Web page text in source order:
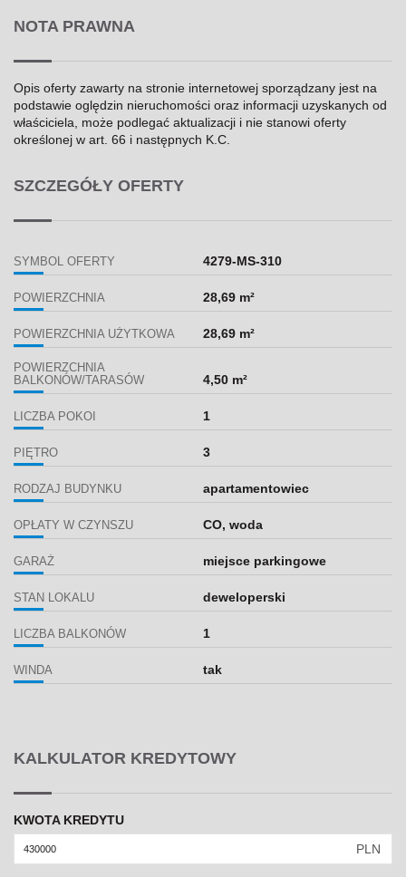
NOTA PRAWNA
Opis oferty zawarty na stronie internetowej sporządzany jest na
podstawie oględzin nieruchomości oraz informacji uzyskanych od
właściciela, może podlegać aktualizacji i nie stanowi oferty
określonej w art. 66 i następnych K.C.
SZCZEGÓŁY OFERTY
SYMBOL OFERTY 4279-MS-310
POWIERZCHNIA 28,69 m²
POWIERZCHNIA UŻYTKOWA 28,69 m²
POWIERZCHNIA
BALKONÓW/TARASÓW
4,50 m²
LICZBA POKOI 1
PIĘTRO 3
RODZAJ BUDYNKU apartamentowiec
OPŁATY W CZYNSZU CO, woda
GARAŻ miejsce parkingowe
STAN LOKALU deweloperski
LICZBA BALKONÓW 1
WINDA tak
KALKULATOR KREDYTOWY
KWOTA KREDYTU
PLN